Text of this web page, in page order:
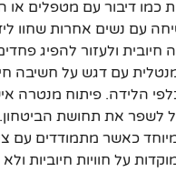
כמו דיבור עם מטפלים
עם נשים אחרות שחוו
ולעזור להפיג
עם דגש על חשיבה
הלידה. פיתוח מנטרה
לשפר את תחושת
כאשר מתמודדים עם
על חוויות חיוביות